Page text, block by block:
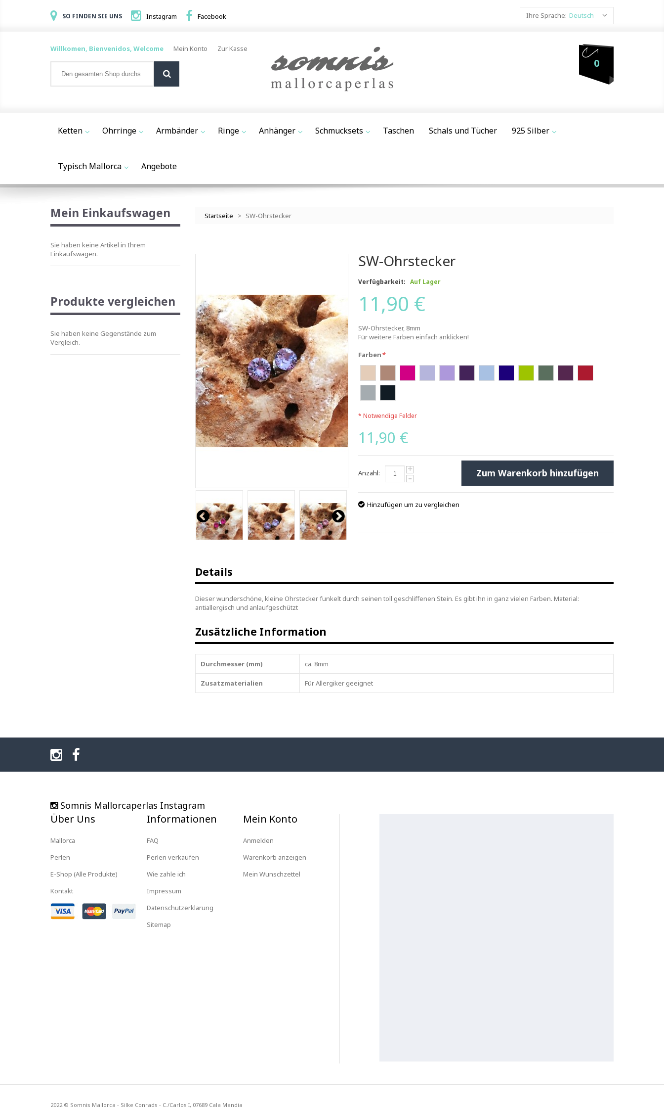
Ihre Sprache: Deutsch
SO FINDEN SIE UNS Instagram Facebook
0
Mein Konto Zur Kasse
Willkomen, Bienvenidos, Welcome
Ketten Ohrringe Armbänder Ringe Anhänger Schmucksets Taschen Schals und Tücher 925 Silber
Typisch Mallorca Angebote
Startseite > SW-Ohrstecker
SW-Ohrstecker
Verfügbarkeit: Auf Lager
11,90 €
SW-Ohrstecker, 8mm
Für weitere Farben einfach anklicken!
*
Farben
* Notwendige Felder
11,90 €
Anzahl: +
- Zum Warenkorb hinzufügen
Hinzufügen um zu vergleichen
Details
Dieser wunderschöne, kleine Ohrstecker funkelt durch seinen toll geschliffenen Stein. Es gibt ihn in ganz vielen Farben. Material:
antiallergisch und anlaufgeschützt
Zusätzliche Information
Durchmesser (mm) ca. 8mm
Zusatzmaterialien Für Allergiker geeignet
Mein Einkaufswagen
Sie haben keine Artikel in Ihrem
Einkaufswagen.
Produkte vergleichen
Sie haben keine Gegenstände zum
Vergleich.
Somnis Mallorcaperlas Instagram
Über Uns
Mallorca
Perlen
E-Shop (Alle Produkte)
Kontakt
Informationen
FAQ
Perlen verkaufen
Wie zahle ich
Impressum
Datenschutzerklarung
Sitemap
Mein Konto
Anmelden
Warenkorb anzeigen
Mein Wunschzettel
2022 © Somnis Mallorca - Silke Conrads - C./Carlos I, 07689 Cala Mandia